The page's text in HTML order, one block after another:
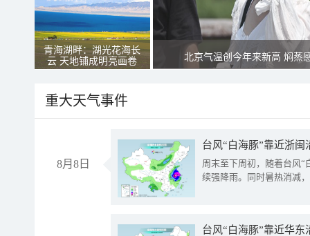
青海湖畔：湖光花海长
云 天地铺成明亮画卷
北京气温创今年来新高 焖蒸
重大天气事件
8月8日
台风“白海豚”靠近浙
周末至下周初，随着台风“
续强降雨。同时暑热消减
台风“白海豚”靠近华